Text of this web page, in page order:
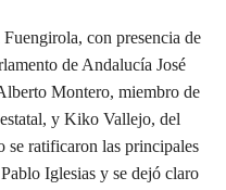
con presencia de
de Andalucía José
Montero, miembro de
y Kiko Vallejo, del
se ratificaron las principales
Iglesias y se dejó claro